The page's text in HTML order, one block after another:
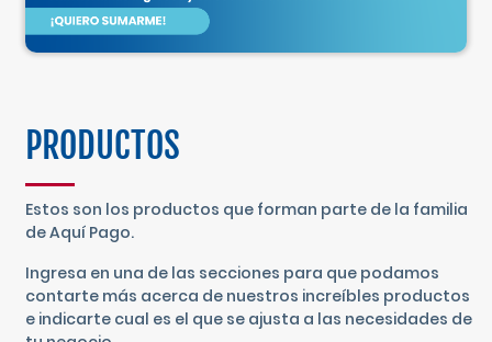
PRODUCTOS
Estos son los productos que forman parte de la familia
de Aquí Pago.
Ingresa en una de las secciones para que podamos
contarte más acerca de nuestros increíbles productos
e indicarte cual es el que se ajusta a las necesidades de